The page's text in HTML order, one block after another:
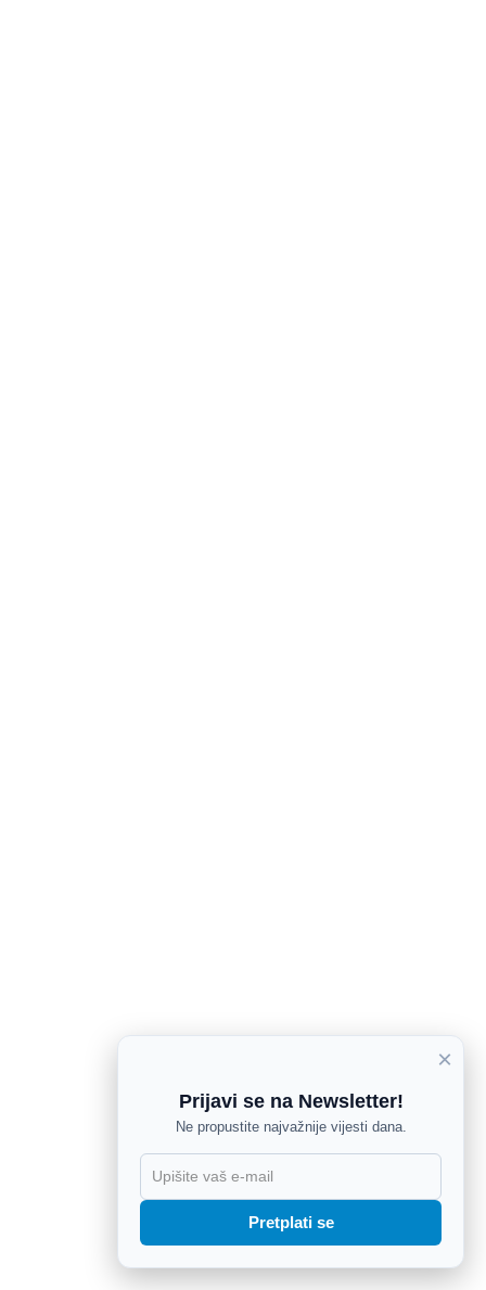
×
Prijavi se na Newsletter!
Ne propustite najvažnije vijesti dana.
Pretplati se